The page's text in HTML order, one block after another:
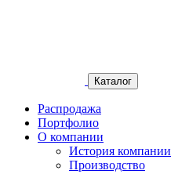
Каталог
Распродажа
Портфолио
О компании
История компании
Производство